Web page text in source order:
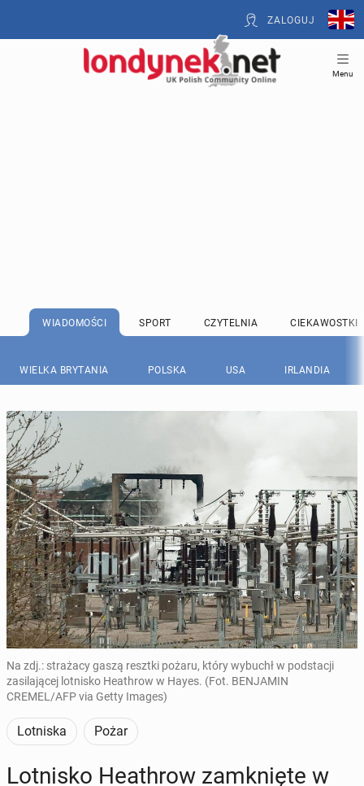
ZALOGUJ
Menu
WIADOMOŚCI SPORT CZYTELNIA CIEKAWOSTKI
WIELKA BRYTANIA POLSKA USA IRLANDIA
Na zdj.: strażacy gaszą resztki pożaru, który wybuchł w podstacji
zasilającej lotnisko Heathrow w Hayes. (Fot. BENJAMIN
CREMEL/AFP via Getty Images)
Lotniska Pożar
Lot­ni­sko He­ath­row za­mknię­te w